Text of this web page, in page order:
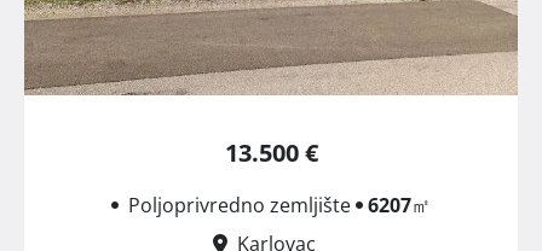
13.500 €
Poljoprivredno zemljište 6207㎡
Karlovac